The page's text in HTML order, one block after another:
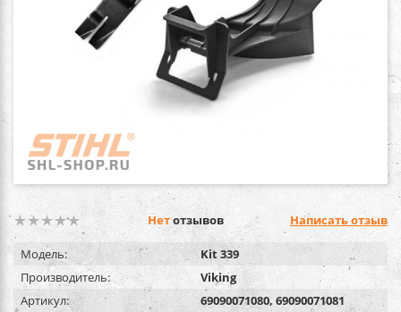
Нетотзывов Написать отзыв
Модель:
Kit 339
Производитель:
Viking
Артикул:
69090071080, 69090071081